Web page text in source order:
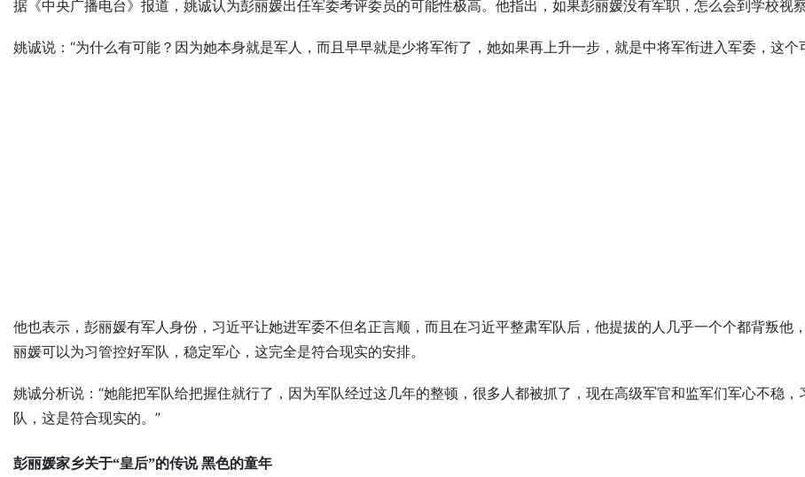
据《中央广播电台》报道，姚诚认为彭丽媛出任军委考评委员的可能性极高。他指出，如果彭丽媛没有军职，怎么会到学校视
姚诚说：“为什么有可能？因为她本身就是军人，而且早早就是少将军衔了，她如果再上升一步，就是中将军衔进入军委，这个
他也表示，彭丽媛有军人身份，习近平让她进军委不但名正言顺，而且在习近平整肃军队后，他提拔的人几乎一个个都背叛
丽媛可以为习管控好军队，稳定军心，这完全是符合现实的安排。
姚诚分析说：“她能把军队给把握住就行了，因为军队经过这几年的整顿，很多人都被抓了，现在高级军官和监军们军心不稳
队，这是符合现实的。”
彭丽媛家乡关于“皇后”的传说 黑色的童年